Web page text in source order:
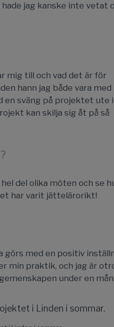
jag kanske inte vetat
mig till och vad det är för
hann jag både vara med
en sväng på projektet ute i
kan skilja sig åt på så
del olika möten och se
har varit jättelärorikt!
görs med en positiv
min praktik, och jag är
under en